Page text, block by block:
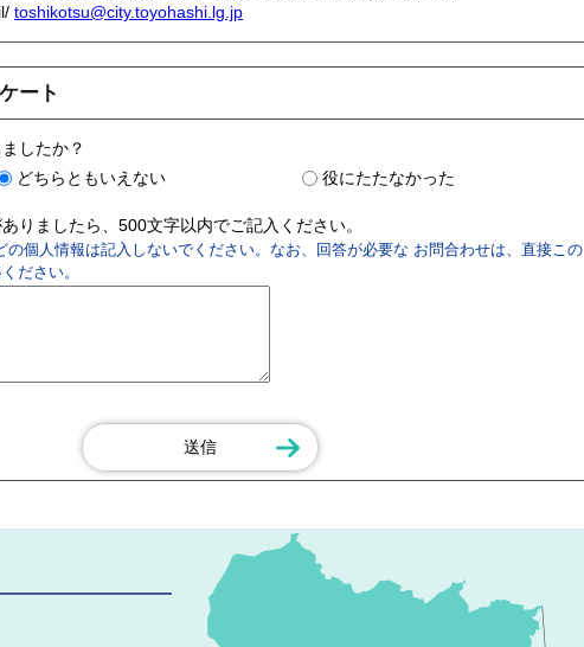
toshikotsu@city.toyohashi.lg.jp
ート
したか？
どちらともいえない 役にたたなかった
りましたら、500文字以内でご記入ください。
の個人情報は記入しないでください。なお、回答が必要な お問合わせは、直接この
ださい。